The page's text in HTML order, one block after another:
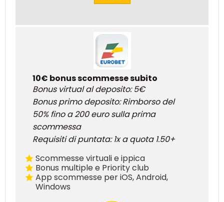
10€ bonus scommesse subito
Bonus virtual al deposito: 5€
Bonus primo deposito: Rimborso del
50% fino a 200 euro sulla prima
scommessa
Requisiti di puntata: 1x a quota 1.50+
Scommesse virtuali e ippica
Bonus multiple e Priority club
App scommesse per iOS, Android,
Windows